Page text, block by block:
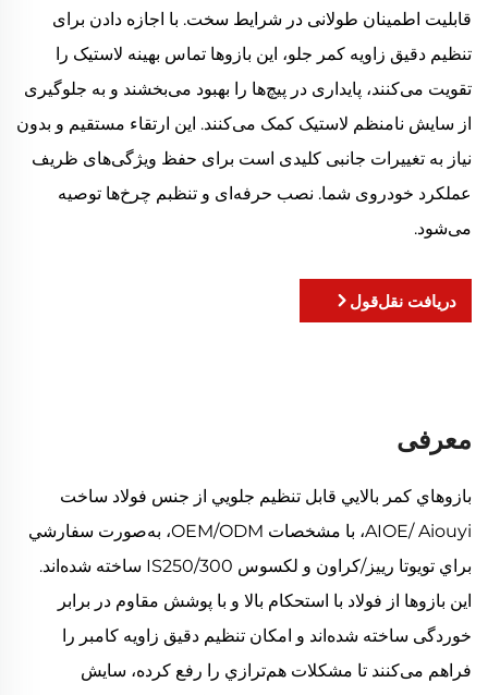
قابلیت اطمینان طولانی در شرایط سخت. با اجازه دادن برای
تنظیم دقیق زاویه کمر جلو، این بازوها تماس بهینه لاستیک را
تقویت می‌کنند، پایداری در پیچ‌ها را بهبود می‌بخشند و به جلوگیری
از سایش نامنظم لاستیک کمک می‌کنند. این ارتقاء مستقیم و بدون
نیاز به تغییرات جانبی کلیدی است برای حفظ ویژگی‌های ظریف
عملکرد خودروی شما. نصب حرفه‌ای و تنظبم چرخ‌ها توصیه
می‌شود.
دریافت نقل‌قول
معرفی
بازوهاي کمر بالايي قابل تنظيم جلویي از جنس فولاد ساخت
AIOE/ Aiouyi، با مشخصات OEM/ODM، به‌صورت سفارشي
براي تویوتا رييز/کراون و لکسوس IS250/300 ساخته شده‌اند.
اين بازوها از فولاد با استحکام بالا و با پوشش مقاوم در برابر
خوردگی ساخته شده‌اند و امکان تنظيم دقیق زاويه کامبر را
فراهم می‌کنند تا مشکلات هم‌ترازي را رفع کرده، سایش